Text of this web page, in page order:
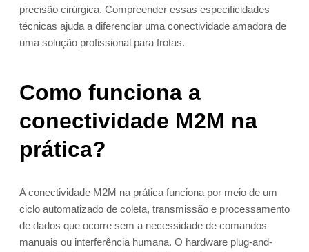
precisão cirúrgica. Compreender essas especificidades
técnicas ajuda a diferenciar uma conectividade amadora de
uma solução profissional para frotas.
Como funciona a
conectividade M2M na
prática?
A conectividade M2M na prática funciona por meio de um
ciclo automatizado de coleta, transmissão e processamento
de dados que ocorre sem a necessidade de comandos
manuais ou interferência humana. O hardware plug-and-